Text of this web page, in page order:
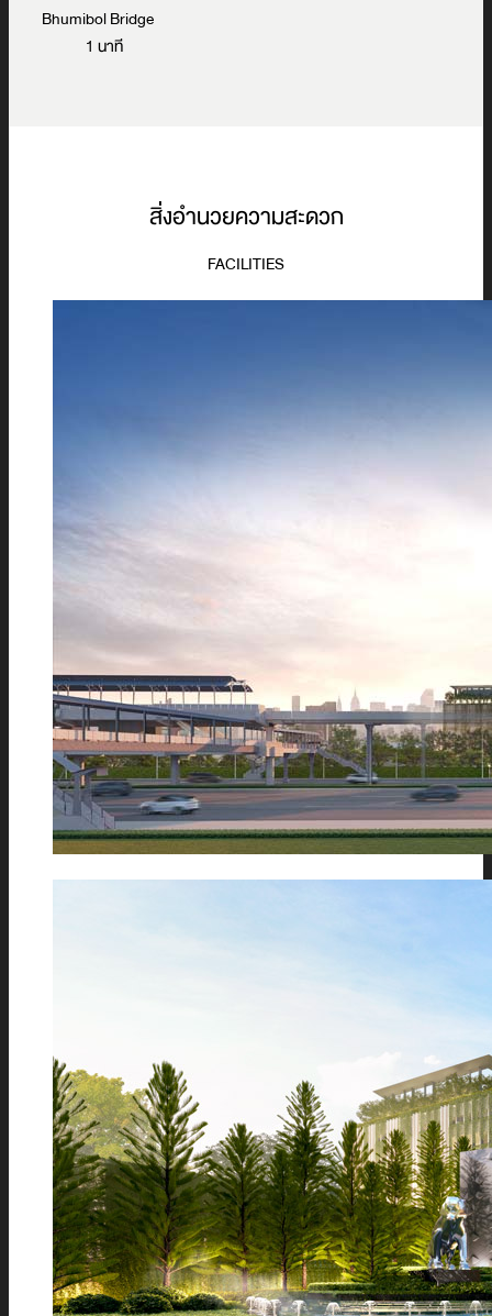
Bhumibol Bridge
1 นาที
สิ่งอำนวยความสะดวก
FACILITIES